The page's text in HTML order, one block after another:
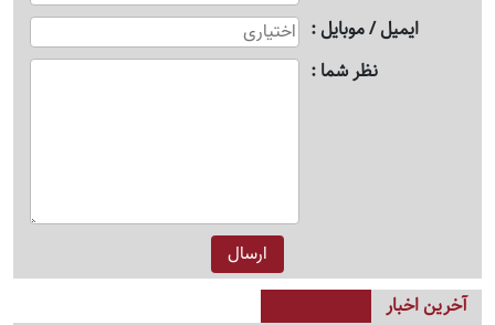
ایمیل / موبایل
نظر شما
آخرین اخبار